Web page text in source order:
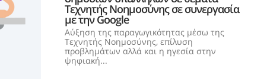
Τεχνητής Νοημοσύνης σε συνεργασία
με την Google
Αύξηση της παραγωγικότητας μέσω της
Τεχνητής Νοημοσύνης, επίλυση
προβλημάτων αλλά και η ηγεσία στην
ψηφιακή...